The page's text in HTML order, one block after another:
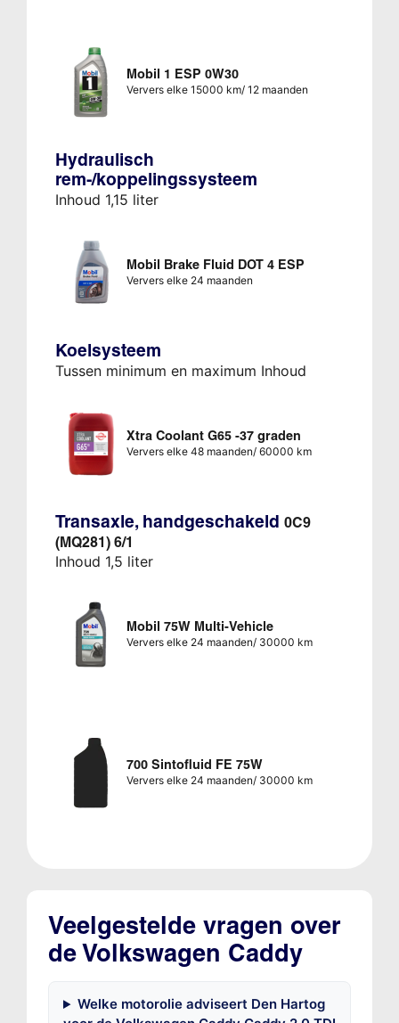
Mobil 1 ESP 0W30
Ververs elke 15000 km/ 12 maanden
Hydraulisch
rem-/koppelingssysteem
Inhoud 1,15 liter
Mobil Brake Fluid DOT 4 ESP
Ververs elke 24 maanden
Koelsysteem
Tussen minimum en maximum Inhoud
Xtra Coolant G65 -37 graden
Ververs elke 48 maanden/ 60000 km
Transaxle, handgeschakeld 0C9
(MQ281) 6/1
Inhoud 1,5 liter
Mobil 75W Multi-Vehicle
Ververs elke 24 maanden/ 30000 km
700 Sintofluid FE 75W
Ververs elke 24 maanden/ 30000 km
Veelgestelde vragen over
de Volkswagen Caddy
Welke motorolie adviseert Den Hartog